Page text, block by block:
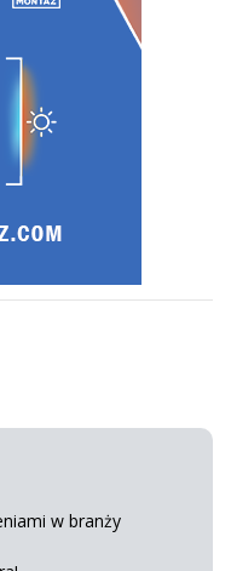
w branży